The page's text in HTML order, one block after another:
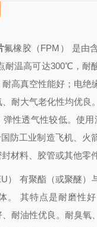
氟橡胶（FPM） 是由
耐温高可达300℃，耐
高真空性能好；电绝
耐大气老化性均优良
弹性透气性较低。使
防工业制造飞机、火
材料、胶管或其他零
） 有聚酯（或聚醚）
。 其特点是耐磨性
耐油性优良。耐臭氧